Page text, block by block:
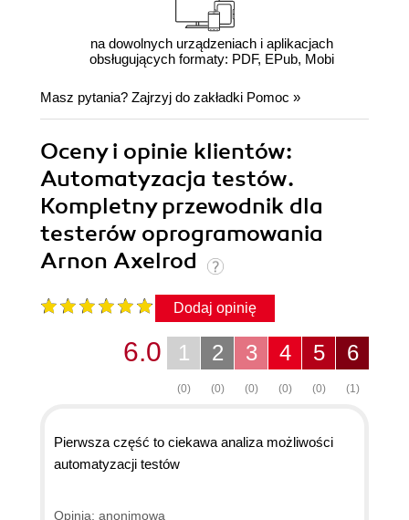
na dowolnych urządzeniach i aplikacjach
obsługujących formaty: PDF, EPub, Mobi
Masz pytania? Zajrzyj do zakładki Pomoc »
Oceny i opinie klientów:
Automatyzacja testów.
Kompletny przewodnik dla
testerów oprogramowania
Arnon Axelrod
Dodaj opinię
6
(1)
5
(0)
4
(0)
3
(0)
2
(0)
1
(0)
6.0
Pierwsza część to ciekawa analiza możliwości
automatyzacji testów
Opinia: anonimowa